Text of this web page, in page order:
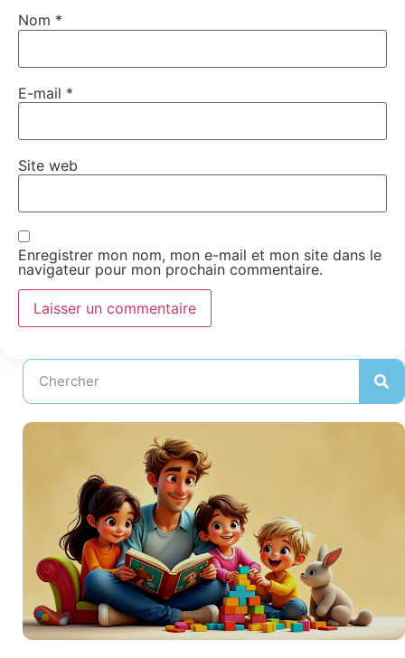
Nom *
E-mail *
Site web
Enregistrer mon nom, mon e-mail et mon site dans le
navigateur pour mon prochain commentaire.